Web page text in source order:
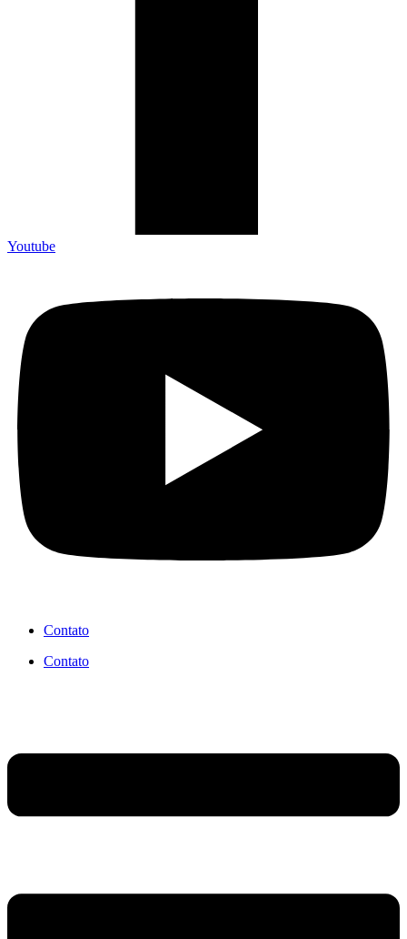
Youtube
Contato
Contato